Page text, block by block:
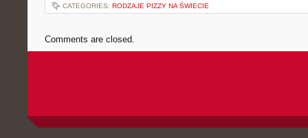
CATEGORIES: RODZAJE PIZZY NA ŚWIECIE
Comments are closed.